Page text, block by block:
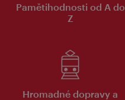
Pamětihodnosti od A do
Z
Hromadné dopravy a